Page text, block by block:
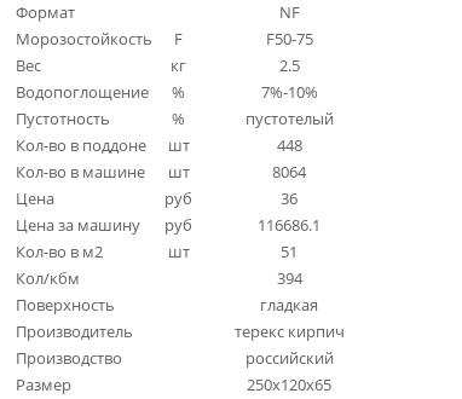
Формат
NF
Морозостойкость
F
F50-75
Вес
кг
2.5
Водопоглощение
%
7%-10%
Пустотность
%
пустотелый
Кол-во в поддоне
шт
448
Кол-во в машине
шт
8064
Цена
руб
36
Цена за машину
руб
116686.1
Кол-во в м2
шт
51
Кол/кбм
394
Поверхность
гладкая
Производитель
терекс кирпич
Производство
российский
Размер
250x120x65